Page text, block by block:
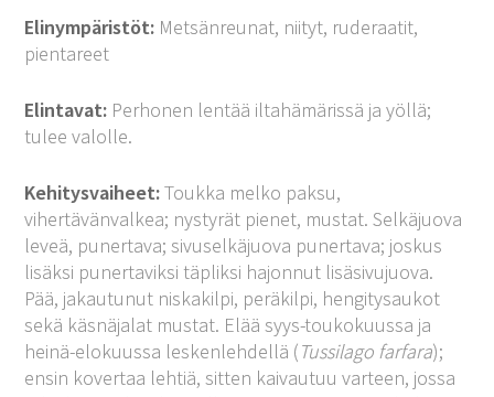
Elinympäristöt: Metsänreunat, niityt, ruderaatit,
pientareet
Elintavat: Perhonen lentää iltahämärissä ja yöllä;
tulee valolle.
Kehitysvaiheet:Toukka melko paksu,
vihertävänvalkea; nystyrät pienet, mustat. Selkäjuova
leveä, punertava; sivuselkäjuova punertava; joskus
lisäksi punertaviksi täpliksi hajonnut lisäsivujuova.
Pää, jakautunut niskakilpi, peräkilpi, hengitysaukot
sekä käsnäjalat mustat. Elää syys-toukokuussa ja
heinä-elokuussa leskenlehdellä (Tussilago farfara);
ensin kovertaa lehtiä, sitten kaivautuu varteen, jossa